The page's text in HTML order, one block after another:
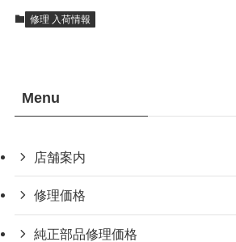
修理 入荷情報
Menu
店舗案内
修理価格
純正部品修理価格